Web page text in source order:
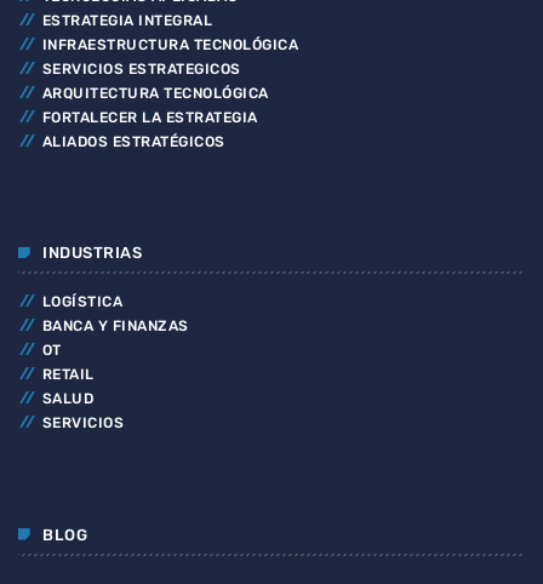
ESTRATEGIA INTEGRAL
INFRAESTRUCTURA TECNOLÓGICA
SERVICIOS ESTRATEGICOS
ARQUITECTURA TECNOLÓGICA
FORTALECER LA ESTRATEGIA
ALIADOS ESTRATÉGICOS
INDUSTRIAS
LOGÍSTICA
BANCA Y FINANZAS
OT
RETAIL
SALUD
SERVICIOS
BLOG